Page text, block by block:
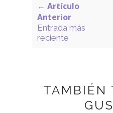
← Artículo
Anterior
Entrada más
reciente
TAMBIÉN